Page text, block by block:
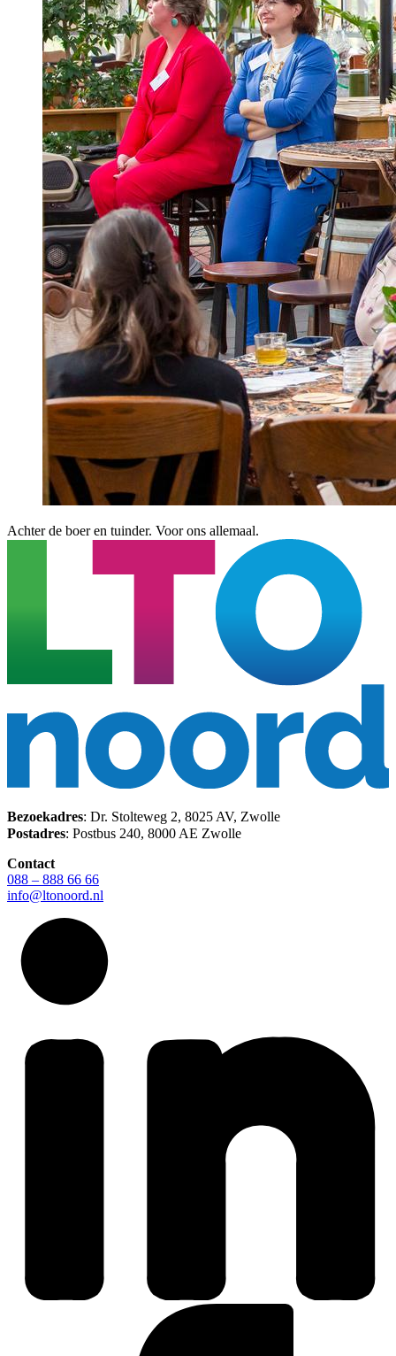
Achter de boer en tuinder. Voor ons allemaal.
Bezoekadres: Dr. Stolteweg 2, 8025 AV, Zwolle
Postadres: Postbus 240, 8000 AE Zwolle
Contact
088 – 888 66 66
info@ltonoord.nl